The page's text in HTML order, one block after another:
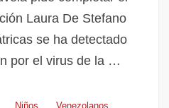
Laura De Stefano
se ha detectado
por el virus de la …
Niños Venezolanos